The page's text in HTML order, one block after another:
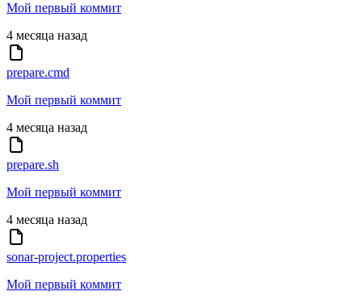
Мой первый коммит
4 месяца назад
prepare.cmd
Мой первый коммит
4 месяца назад
prepare.sh
Мой первый коммит
4 месяца назад
sonar-project.properties
Мой первый коммит